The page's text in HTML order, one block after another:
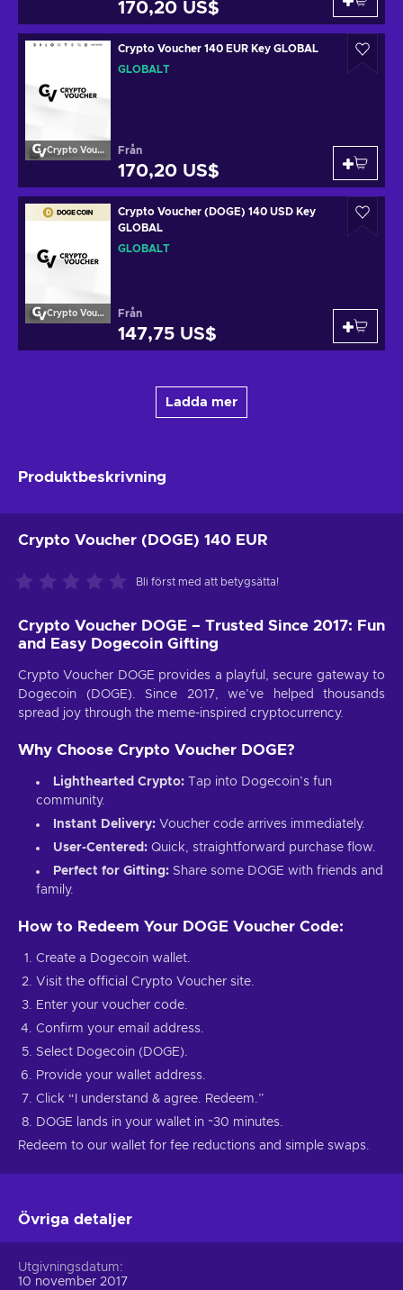
170,20 US$
Crypto Voucher
Crypto Voucher 140 EUR Key GLOBAL
GLOBALT
Från
170,20 US$
Crypto Voucher
Crypto Voucher (DOGE) 140 USD Key
GLOBAL
GLOBALT
Från
147,75 US$
Ladda mer
Produktbeskrivning
Crypto Voucher (DOGE) 140 EUR
Bli först med att betygsätta!
Crypto Voucher DOGE – Trusted Since 2017: Fun
and Easy Dogecoin Gifting
Crypto Voucher DOGE provides a playful, secure gateway to
Dogecoin (DOGE). Since 2017, we’ve helped thousands
spread joy through the meme-inspired cryptocurrency.
Why Choose Crypto Voucher DOGE?
Lighthearted Crypto: Tap into Dogecoin’s fun
community.
Instant Delivery: Voucher code arrives immediately.
User-Centered: Quick, straightforward purchase flow.
Perfect for Gifting: Share some DOGE with friends and
family.
How to Redeem Your DOGE Voucher Code:
Create a Dogecoin wallet.
Visit the official Crypto Voucher site.
Enter your voucher code.
Confirm your email address.
Select Dogecoin (DOGE).
Provide your wallet address.
Click “I understand & agree. Redeem.”
DOGE lands in your wallet in ~30 minutes.
Redeem to our wallet for fee reductions and simple swaps.
Övriga detaljer
Utgivningsdatum
10 november 2017